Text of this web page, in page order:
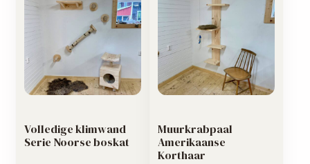
Volledige klimwand
Serie Noorse boskat
Muurkrabpaal
Amerikaanse
Korthaar